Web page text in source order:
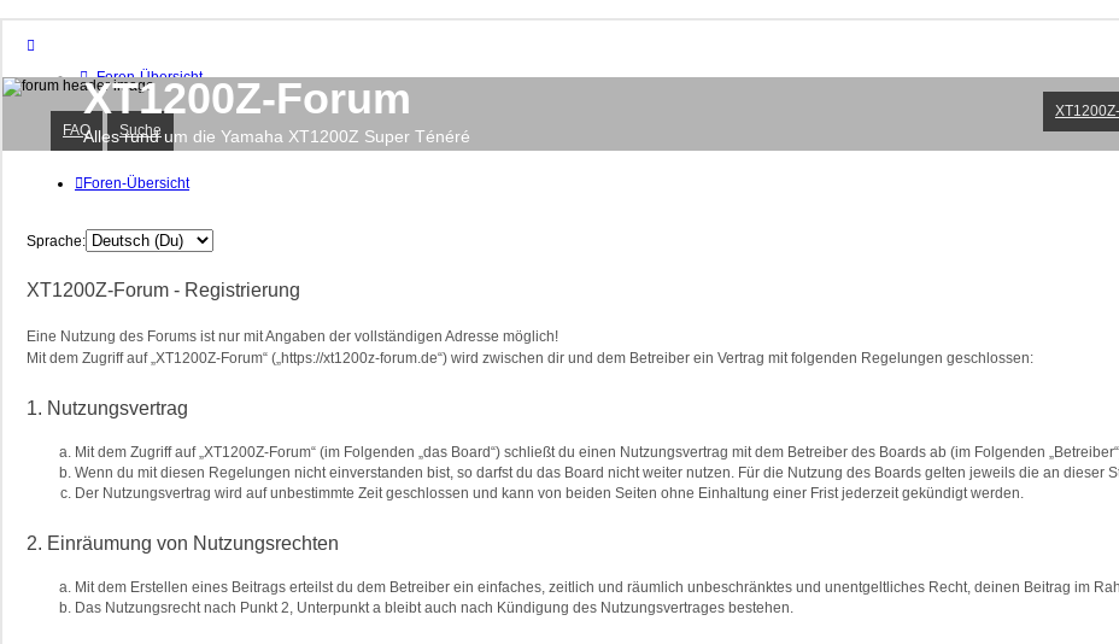
Foren-Übersicht
FAQ
Suche
Unbeantwortete Themen
Aktive Themen
XT1200Z-Forum
Alles rund um die Yamaha XT1200Z Super Ténéré
FAQ Suche
Foren-Übersicht
Sprache:
XT1200Z-Forum - Registrierung
Eine Nutzung des Forums ist nur mit Angaben der vollständigen Adresse möglich!
Mit dem Zugriff auf „XT1200Z-Forum“ („https://xt1200z-forum.de“) wird zwischen dir und dem Betreiber ein Vertrag mit folgenden Regelungen geschlossen:
1. Nutzungsvertrag
Mit dem Zugriff auf „XT1200Z-Forum“ (im Folgenden „das Board“) schließt du einen Nutzungsvertrag mit dem Betreiber des Boards ab (im Folgenden
Wenn du mit diesen Regelungen nicht einverstanden bist, so darfst du das Board nicht weiter nutzen. Für die Nutzung des Boards gelten jeweils die an dieser
Der Nutzungsvertrag wird auf unbestimmte Zeit geschlossen und kann von beiden Seiten ohne Einhaltung einer Frist jederzeit gekündigt werden.
2. Einräumung von Nutzungsrechten
Mit dem Erstellen eines Beitrags erteilst du dem Betreiber ein einfaches, zeitlich und räumlich unbeschränktes und unentgeltliches Recht, deinen Beitrag im
Das Nutzungsrecht nach Punkt 2, Unterpunkt a bleibt auch nach Kündigung des Nutzungsvertrages bestehen.